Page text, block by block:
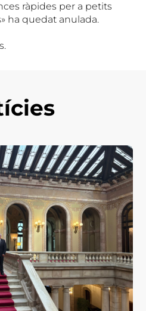
ràpides per a petits
ha quedat anulada.